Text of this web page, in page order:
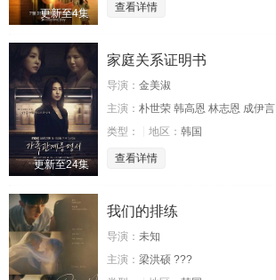
更新至4集 查看详情
更新至24集
家庭关系证明书
导演： 金美淑
主演： 朴世荣 韩高恩 林志恩 成伊言
类型：
地区： 韩国
查看详情
我们的排练
导演： 未知
主演： 梁洪硕 ???